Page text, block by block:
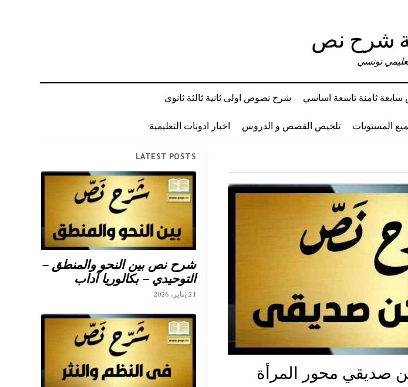
شرح نص
تونسي
ثامنة تاسعة اساسي شرح نصوص اولى ثانية ثالثة ثانوي
المستويات تلخيص القصص و الدروس اخبار ادونات التعليمية
صديقي محور المرأة
LATEST POSTS
شرح نص بين النحو والمنطق –
التوحيدي – بكالوريا آداب
21 يناير، 2026